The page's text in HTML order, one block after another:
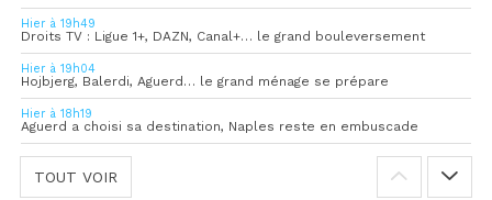
Hier à 19h49
Droits TV : Ligue 1+, DAZN, Canal+… le grand bouleversement
Hier à 19h04
Hojbjerg, Balerdi, Aguerd… le grand ménage se prépare
Hier à 18h19
Aguerd a choisi sa destination, Naples reste en embuscade
TOUT VOIR